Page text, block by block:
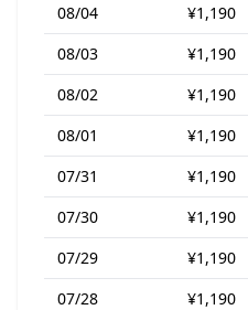
08/04
¥1,190
08/03
¥1,190
08/02
¥1,190
08/01
¥1,190
07/31
¥1,190
07/30
¥1,190
07/29
¥1,190
07/28
¥1,190